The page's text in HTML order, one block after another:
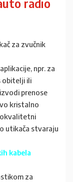
radio
za zvučnik
npr. za
obitelji ili
prenose
kristalno
utikača stvaraju
kabela
za